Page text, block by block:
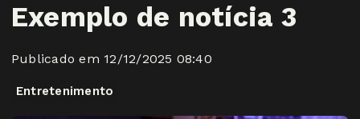
Exemplo de notícia 3
Publicado em 12/12/2025 08:40
Entretenimento